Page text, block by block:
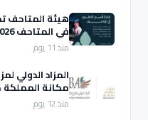
هيئة المتاحف
تطوعية مستدامة
منذ 11 يوم
مكانة
منذ 12 يوم